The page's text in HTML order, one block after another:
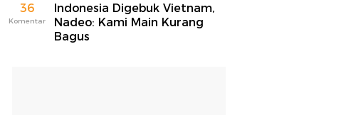
36
Komentar
Indonesia Digebuk Vietnam,
Nadeo: Kami Main Kurang
Bagus